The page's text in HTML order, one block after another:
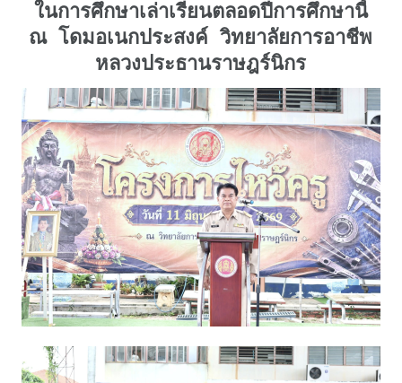
ในการศึกษาเล่าเรียนตลอดปีการศึกษานี้
ณ โดมอเนกประสงค์ วิทยาลัยการอาชีพ
หลวงประธานราษฎร์นิกร